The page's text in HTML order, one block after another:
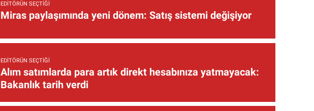
EDITÖRÜN SEÇTIĞI
Miras paylaşımında yeni dönem: Satış sistemi değişiyor
EDITÖRÜN SEÇTIĞI
Alım satımlarda para artık direkt hesabınıza yatmayacak:
Bakanlık tarih verdi